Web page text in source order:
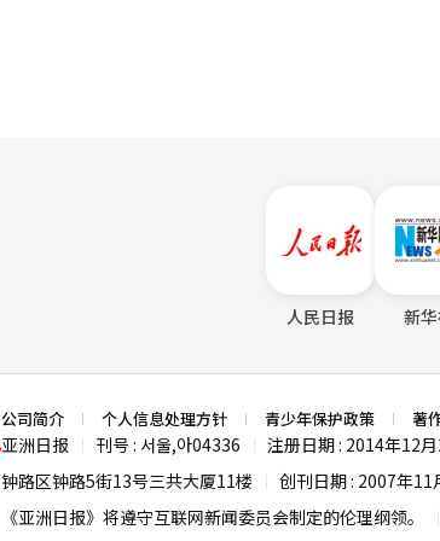
人民日报 新
公司简介 个人信息处理方针 青少年保护政策 著
亚洲日报 刊号 : 서울,아04336 注册日期 : 2014年12
钟路区钟路5街13号三共大厦11楼
创刊日期 : 2007年11
《亚洲日报》将遵守互联网新闻委员会制定的伦理纲领。